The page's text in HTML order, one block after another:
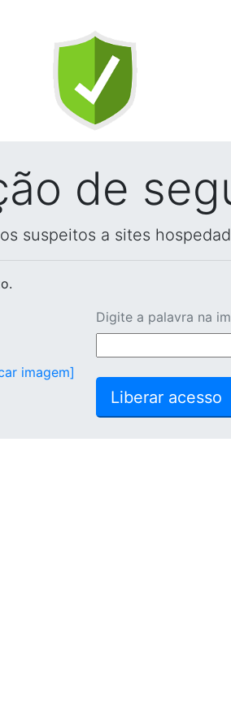
de
suspeitos a sites
imagem]
Digite a palavra na